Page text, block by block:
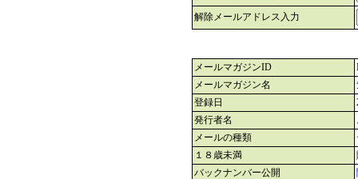
解除メールアドレス入力
メールマガジンID
メールマガジン名
登録日
発行者名
メールの種類
１８歳未満
バックナンバー公開